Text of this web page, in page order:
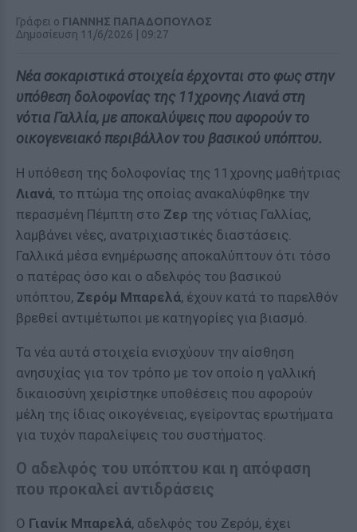
Γράφει ο ΓΙΑΝΝΗΣ ΠΑΠΑΔΟΠΟΥΛΟΣ
Δημοσίευση 11/6/2026 | 09:27
Νέα σοκαριστικά στοιχεία έρχονται στο φως στην
υπόθεση δολοφονίας της 11χρονης Λιανά στη
νότια Γαλλία, με αποκαλύψεις που αφορούν το
οικογενειακό περιβάλλον του βασικού υπόπτου.
Η υπόθεση της δολοφονίας της 11χρονης μαθήτριας
Λιανά, το πτώμα της οποίας ανακαλύφθηκε την
περασμένη Πέμπτη στο Ζερ της νότιας Γαλλίας,
λαμβάνει νέες, ανατριχιαστικές διαστάσεις.
Γαλλικά μέσα ενημέρωσης αποκαλύπτουν ότι τόσο
ο πατέρας όσο και ο αδελφός του βασικού
υπόπτου, Ζερόμ Μπαρελά, έχουν κατά το παρελθόν
βρεθεί αντιμέτωποι με κατηγορίες για βιασμό.
Τα νέα αυτά στοιχεία ενισχύουν την αίσθηση
ανησυχίας για τον τρόπο με τον οποίο η γαλλική
δικαιοσύνη χειρίστηκε υποθέσεις που αφορούν
μέλη της ίδιας οικογένειας, εγείροντας ερωτήματα
για τυχόν παραλείψεις του συστήματος.
Ο αδελφός του υπόπτου και η απόφαση
που προκαλεί αντιδράσεις
Ο Γιανίκ Μπαρελά, αδελφός του Ζερόμ, έχει